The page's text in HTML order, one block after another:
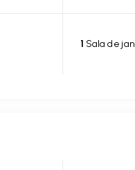
1 Sala de